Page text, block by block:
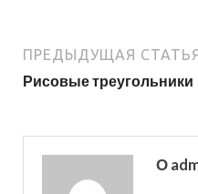
ПРЕДЫДУЩАЯ
Рисовые треугольники
О